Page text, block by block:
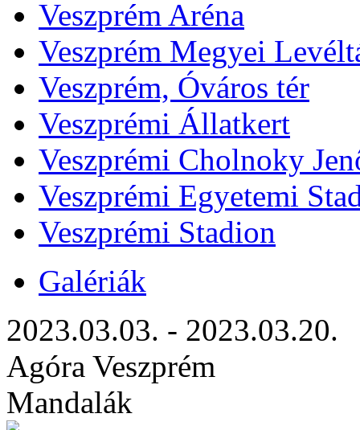
Veszprém Aréna
Veszprém Megyei
Veszprém, Óváros tér
Veszprémi Állatkert
Veszprémi Cholnoky
Veszprémi Egyetemi
Veszprémi Stadion
Galériák
2023.03.03. - 2023.03.20.
Agóra Veszprém
Mandalák